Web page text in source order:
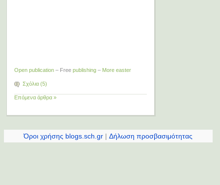
Open publication – Free publishing – More easter
Σχόλια (5)
Επόμενα άρθρα »
Όροι χρήσης blogs.sch.gr |Δήλωση προσβασιμότητας